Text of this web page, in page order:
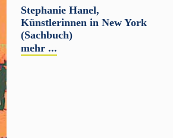
Stephanie Hanel,
Künstlerinnen in New York
(Sachbuch)
mehr ...